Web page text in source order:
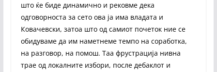
што ќе биде динамично и рековме дека
одговорноста за сето ова ја има владата и
Ковачевски, затоа што од самиот почеток ние се
обидуваме да им наметнеме темпо на соработка,
на разговор, на помош. Таа фрустрација нивна
трае од локалните избори, после дебаклот и